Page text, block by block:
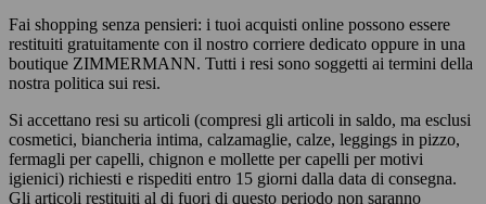
Fai shopping senza pensieri: i tuoi acquisti online possono essere
restituiti gratuitamente con il nostro corriere dedicato oppure in una
boutique ZIMMERMANN. Tutti i resi sono soggetti ai termini della
nostra politica sui resi.
Si accettano resi su articoli (compresi gli articoli in saldo, ma esclusi
cosmetici, biancheria intima, calzamaglie, calze, leggings in pizzo,
fermagli per capelli, chignon e mollette per capelli per motivi
igienici) richiesti e rispediti entro 15 giorni dalla data di consegna.
Gli articoli restituiti al di fuori di questo periodo non saranno